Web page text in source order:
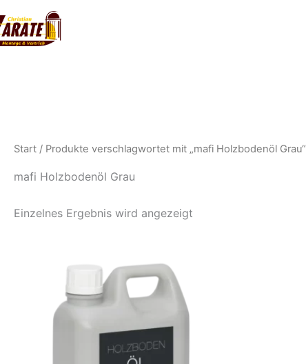
Inhalt
springen
Start / Produkte verschlagwortet mit „mafi Holzbodenöl Grau“
mafi Holzbodenöl Grau
Einzelnes Ergebnis wird angezeigt
Produkt
weist
mehrere
Varianten
auf.